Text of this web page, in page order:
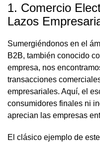
1. Comercio
Lazos
Sumergiéndonos en el
B2B, también conocido
empresa, nos
transacciones
empresariales. Aquí, el
consumidores finales ni
aprecian las empresas
El clásico ejemplo de